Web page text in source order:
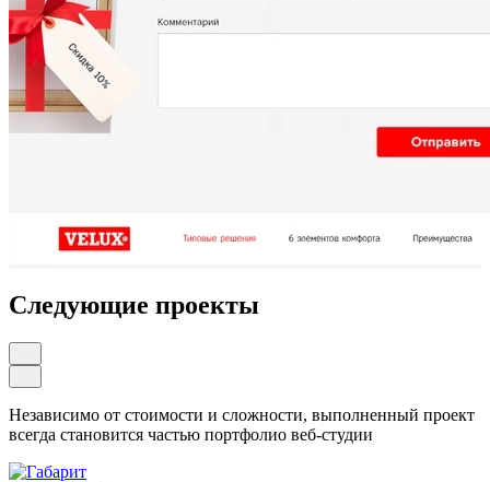
Следующие проекты
Независимо от стоимости и сложности, выполненный проект
всегда становится частью портфолио веб-студии